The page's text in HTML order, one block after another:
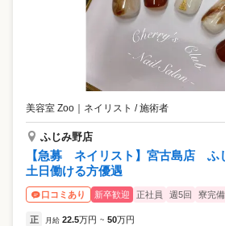
美容室 Zoo ネイリスト / 施術者
ふじみ野店
【急募 ネイリスト】宮古島店
土日働ける方優遇
口コミあり 新卒歓迎 正社員 週5回 寮完備
正 月給 22.5万円 ~ 50万円